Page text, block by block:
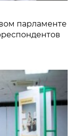
парламенте